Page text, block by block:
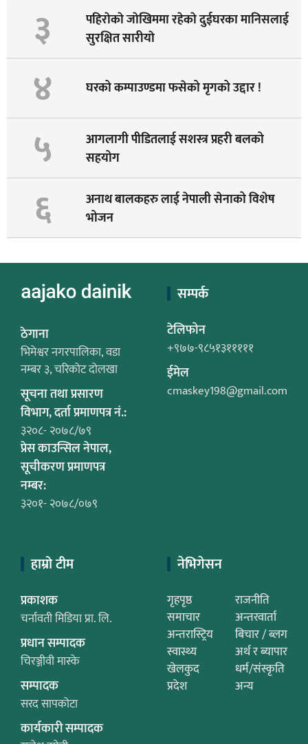
३
पहिराेकाे जाेखिममा रहेकाे दुईघरका मानिसलाई
सुरक्षित सारीयाे
४ घरको कम्पाउण्डमा फसेको मृगको उद्दार !
५
आगलागी पीडितलाई सशस्त्र प्रहरी बलको
सहयोग
६
अनाथ बालकहरु लाई नेपाली सेनाको विशेष
भोजन
ठेगाना
भिमेश्वर नगरपालिका, वडा
नम्बर ३, चरिकोट दोलखा
सूचना तथा प्रसारण
विभाग, दर्ता प्रमाणपत्र नं.:
३२०८- २०७८/७९
प्रेस काउन्सिल नेपाल,
सूचीकरण प्रमाणपत्र
नम्बर:
३२०१- २०७८/०७९
सम्पर्क
टेलिफोन
+९७७-९८५१३१११११
ईमेल
cmaskey198@gmail.com
हाम्रो टीम
प्रकाशक
चर्नावती मिडिया प्रा. लि.
प्रधान सम्पादक
चिरञ्जीवी मास्के
सम्पादक
सरद सापकोटा
कार्यकारी सम्पादक
नेभिगेसन
गृहपृष्ठ
राजनीति
समाचार
अन्तरवार्ता
अन्तरास्ट्रिय
बिचार / ब्लग
स्वास्थ्य
अर्थ र ब्यापार
खेलकुद
धर्म/संस्कृति
प्रदेश
अन्य